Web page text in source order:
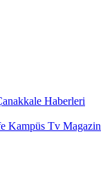
Haberleri
Kampüs Tv Magazin